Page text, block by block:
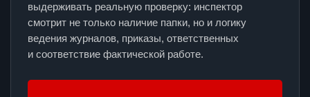
выдерживать реальную проверку: инспектор
смотрит не только наличие папки, но и логику
ведения журналов, приказы, ответственных
и соответствие фактической работе.